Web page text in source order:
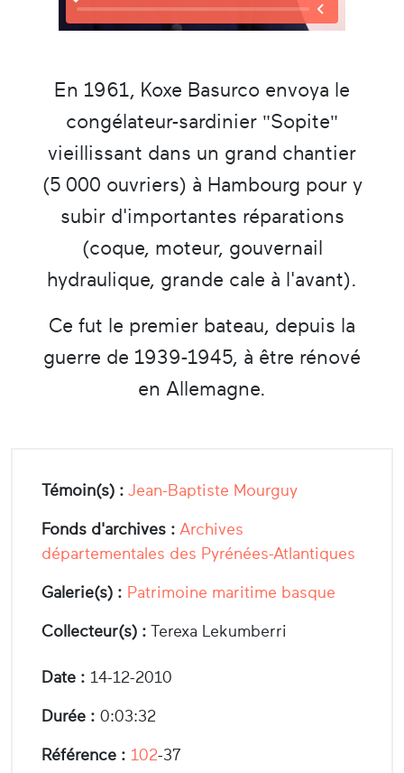
En 1961, Koxe Basurco envoya le
congélateur-sardinier "Sopite"
vieillissant dans un grand chantier
(5 000 ouvriers) à Hambourg pour y
subir d'importantes réparations
(coque, moteur, gouvernail
hydraulique, grande cale à l'avant).
Ce fut le premier bateau, depuis la
guerre de 1939-1945, à être rénové
en Allemagne.
Témoin(s) : Jean-Baptiste Mourguy
Fonds d'archives : Archives
départementales des Pyrénées-Atlantiques
Galerie(s) : Patrimoine maritime basque
Collecteur(s) : Terexa Lekumberri
Date : 14-12-2010
Durée : 0:03:32
Référence : 102-37